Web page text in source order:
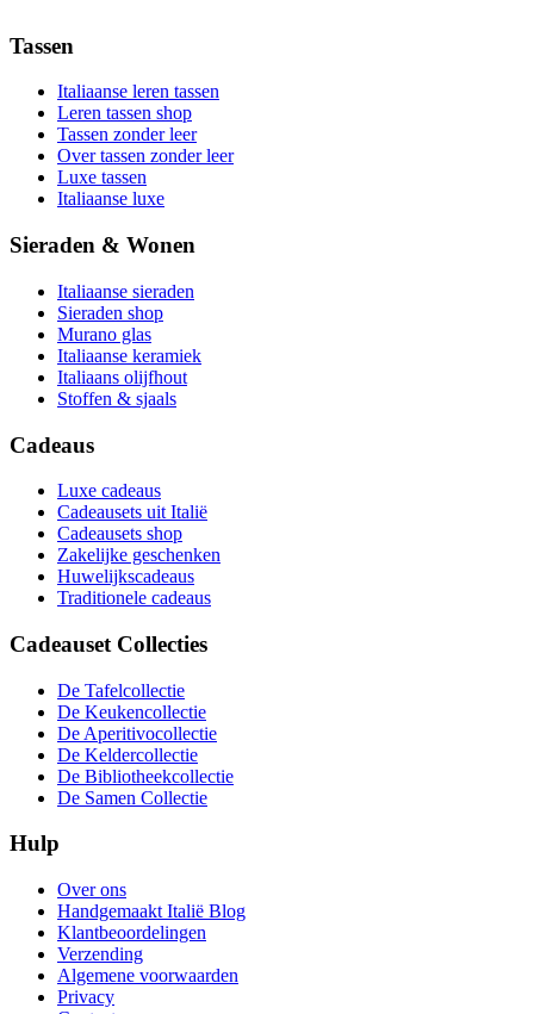
Tassen
Italiaanse leren tassen
Leren tassen shop
Tassen zonder leer
Over tassen zonder leer
Luxe tassen
Italiaanse luxe
Sieraden & Wonen
Italiaanse sieraden
Sieraden shop
Murano glas
Italiaanse keramiek
Italiaans olijfhout
Stoffen & sjaals
Cadeaus
Luxe cadeaus
Cadeausets uit Italië
Cadeausets shop
Zakelijke geschenken
Huwelijkscadeaus
Traditionele cadeaus
Cadeauset Collecties
De Tafelcollectie
De Keukencollectie
De Aperitivocollectie
De Keldercollectie
De Bibliotheekcollectie
De Samen Collectie
Hulp
Over ons
Handgemaakt Italië Blog
Klantbeoordelingen
Verzending
Algemene voorwaarden
Privacy